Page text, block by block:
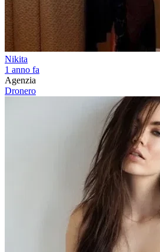
Nikita
1 anno fa
Agenzia
Dronero